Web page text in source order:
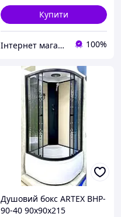
Купити
Інтернет магазин дверей та сантехніки KIRI 100%
Душовий бокс ARTEX BHP-
90-40 90х90х215